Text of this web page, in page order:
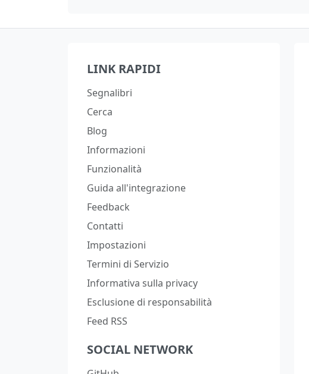
LINK RAPIDI
Segnalibri
Cerca
Blog
Informazioni
Funzionalità
Guida all'integrazione
Feedback
Contatti
Impostazioni
Termini di Servizio
Informativa sulla privacy
Esclusione di responsabilità
Feed RSS
SOCIAL NETWORK